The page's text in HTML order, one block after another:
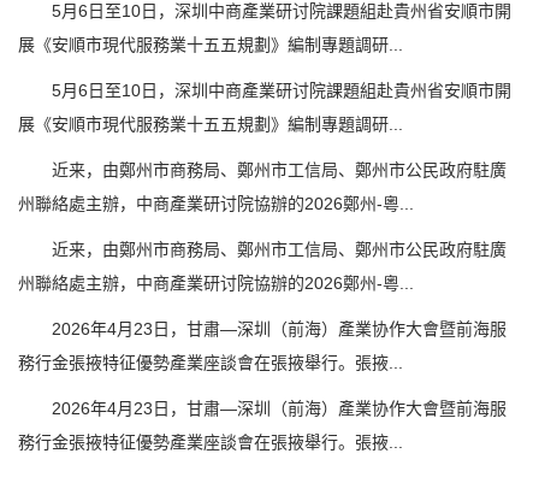
5月6日至10日，深圳中商產業研讨院課題組赴貴州省安順市開
展《安順市現代服務業十五五規劃》編制專題調研...
5月6日至10日，深圳中商產業研讨院課題組赴貴州省安順市開
展《安順市現代服務業十五五規劃》編制專題調研...
近来，由鄭州市商務局、鄭州市工信局、鄭州市公民政府駐廣
州聯絡處主辦，中商產業研讨院協辦的2026鄭州-粵...
近来，由鄭州市商務局、鄭州市工信局、鄭州市公民政府駐廣
州聯絡處主辦，中商產業研讨院協辦的2026鄭州-粵...
2026年4月23日，甘肅—深圳（前海）產業协作大會暨前海服
務行金張掖特征優勢產業座談會在張掖舉行。張掖...
2026年4月23日，甘肅—深圳（前海）產業协作大會暨前海服
務行金張掖特征優勢產業座談會在張掖舉行。張掖...